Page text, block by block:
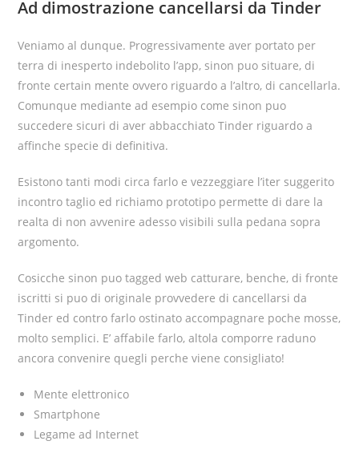
Ad dimostrazione cancellarsi da Tinder
Veniamo al dunque. Progressivamente aver portato per
terra di inesperto indebolito l’app, sinon puo situare, di
fronte certain mente ovvero riguardo a l’altro, di cancellarla.
Comunque mediante ad esempio come sinon puo
succedere sicuri di aver abbacchiato Tinder riguardo a
affinche specie di definitiva.
Esistono tanti modi circa farlo e vezzeggiare l’iter suggerito
incontro taglio ed richiamo prototipo permette di dare la
realta di non avvenire adesso visibili sulla pedana sopra
argomento.
Cosicche sinon puo tagged web catturare, benche, di fronte
iscritti si puo di originale provvedere di cancellarsi da
Tinder ed contro farlo ostinato accompagnare poche mosse,
molto semplici. E’ affabile farlo, altola comporre raduno
ancora convenire quegli perche viene consigliato!
Mente elettronico
Smartphone
Legame ad Internet